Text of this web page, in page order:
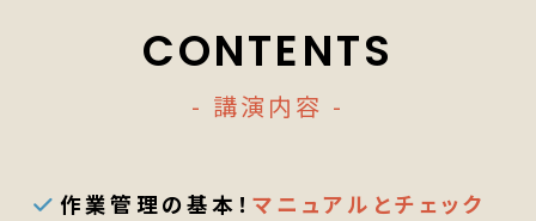
CONTENTS
- 講演内容 -
作業管理の基本！ マニュアルとチェック